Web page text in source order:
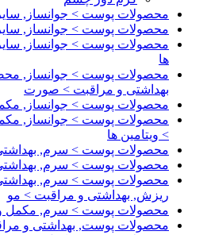
محصولات پوست > جوانساز, سایر
محصولات پوست > جوانساز,
محصولات پوست > جوانساز,
ها
محصولات پوست > جوانساز,
بهداشتی و مراقبت > صورت
محصولات پوست > جوانساز,
محصولات پوست > جوانساز,
> ویتامین ها
محصولات پوست > سرم,
محصولات پوست > سرم,
محصولات پوست > سرم,
ریزش, بهداشتی و مراقبت > مو
محصولات پوست > سرم, مکمل و
محصولات پوست, بهداشتی و